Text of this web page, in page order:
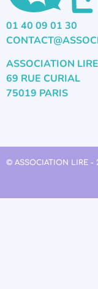
01 40 09 01 30
ASSOCIATION LIRE
69 RUE CURIAL
75019 PARIS
© ASSOCIATION LIRE -